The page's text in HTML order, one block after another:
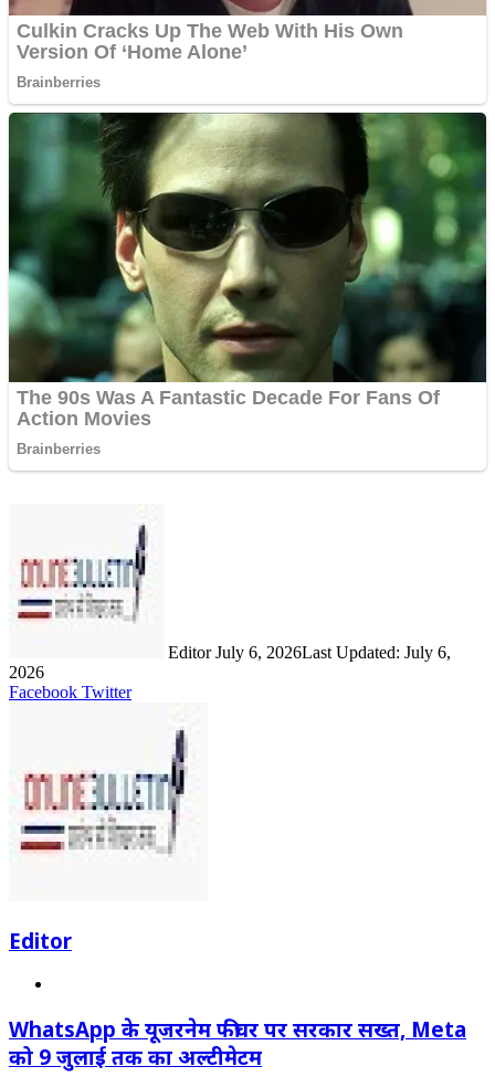
Editor July 6, 2026Last Updated: July 6,
2026
Facebook TwitterLinkedIn
Share
Print
Editor
WhatsApp के यूजरनेम फीचर पर सरकार सख्त, Meta
को 9 जुलाई तक का अल्टीमेटम